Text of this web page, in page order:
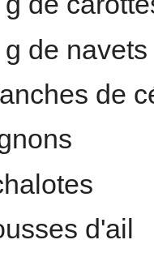
de navets
de
d'ail